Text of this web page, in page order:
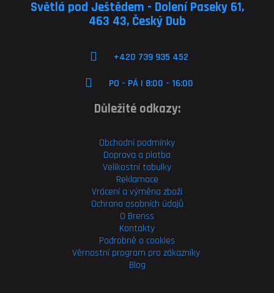
Světlá pod Ještědem - Dolení Paseky 61,
463 43, Český Dub
+420 739 935 452
PO - PÁ | 8:00 - 16:00
Důležité odkazy:
Obchodní podmínky
Doprava a platba
Velikostní tabulky
Reklamace
Vrácení a výměna zboží
Ochrana osobních údajů
O Brenss
Kontakty
Podrobně o cookies
Věrnostní program pro zákazníky
Blog